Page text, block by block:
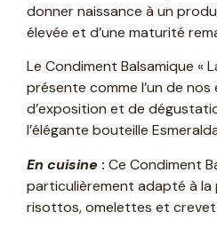
donner naissance à un
élevée et d’une maturité
Le Condiment Balsamique «
présente comme l’un de
d’exposition et de
l’élégante bouteille
En cuisine : Ce Condiment
particulièrement adapté à
risottos, omelettes et